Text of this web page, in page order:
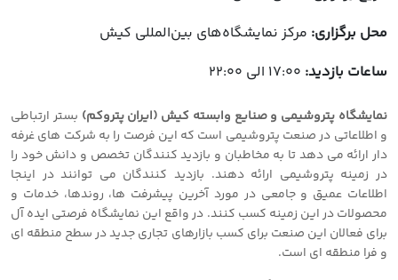
محل برگزاری: مرکز نمایشگاه‌‌های بین‌المللی کیش
ساعات بازدید:
نمایشگاه پتروشیمی و صنایع وابسته کیش (ایران پتروکم) بستر ارتباطی
و اطلاعاتی در صنعت پتروشیمی است که این فرصت را به شرکت های غرفه
دار ارائه می دهد تا به مخاطبان و بازدید کنندگان تخصص و دانش خود را
در زمینه پتروشیمی ارائه دهند. بازدید کنندگان می توانند در اینجا
اطلاعات عمیق و جامعی در مورد آخرین پیشرفت ها، روندها، خدمات و
محصولات در این زمینه کسب کنند. در واقع این نمایشگاه فرصتی ایده آل
برای فعالان این صنعت برای کسب بازارهای تجاری جدید در سطح منطقه ای
و فرا منطقه ای است.